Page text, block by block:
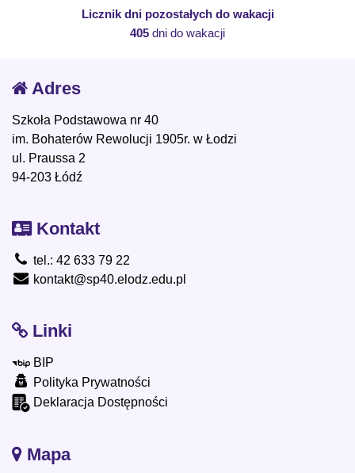
Licznik dni pozostałych do wakacji
405 dni do wakacji
Adres
Szkoła Podstawowa nr 40
im. Bohaterów Rewolucji 1905r. w Łodzi
ul. Praussa 2
94-203 Łódź
Kontakt
tel.: 42 633 79 22
kontakt@sp40.elodz.edu.pl
Linki
BIP
Polityka Prywatności
Deklaracja Dostępności
Mapa